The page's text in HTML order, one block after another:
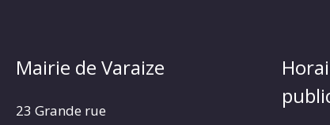
Mairie de Varaize
23 Grande rue